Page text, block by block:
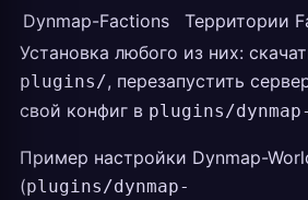
Dynmap-Factions
Территории
Установка любого из них:
plugins/, перезапустить
свой конфиг в plugins/
Пример настройки Dynmap-
(plugins/dynmap-